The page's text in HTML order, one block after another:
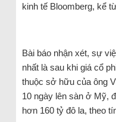
kinh tế Bloomberg, kể
Bài báo nhận xét, sự
nhất là sau khi giá cổ
thuộc sở hữu của ông
10 ngày lên sàn ở Mỹ,
hơn 160 tỷ đô la, theo